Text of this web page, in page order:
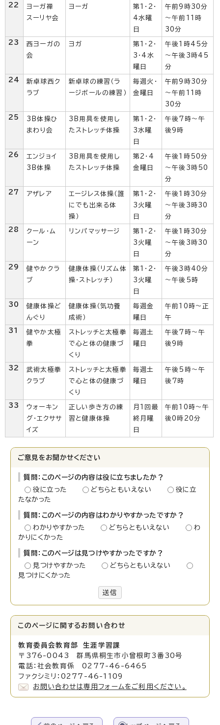
22
ヨーガ禅
スーリヤ会
ヨーガ
第1・2・
4水曜
日
午前9時30分
～午前11時
30分
23
西ヨーガの
会
ヨガ
第1・2・
3・4水
曜日
午後1時45分
～午後3時45
分
24
新卓球西ク
ラブ
新卓球の練習（ラ
ージボールの練習）
毎週火・
金曜日
午前9時30分
～午前11時
30分
25
3B体操ひ
まわり会
3B用具を使用し
たストレッチ体操
第1・2・
3水曜
日
午後7時～午
後9時
26
エンジョイ
3B体操
3B用具を使用し
たストレッチ体操
第2・4
金曜日
午後1時50分
～午後3時50
分
27 アザレア
エージレス体操（誰
にでも出来る体
操）
第1・2・
3火曜
日
午後1時30分
～午後3時30
分
28
クール・ム
ーン
リンパマッサージ
第1・2・
3火曜
日
午後1時30分
～午後3時30
分
29
健やかクラ
ブ
健康体操（リズム体
操・ストレッチ）
第1・2・
3火曜
日
午後3時40分
～午後5時
30
健康体操ど
んぐり
健康体操（気功養
成術）
毎週金
曜日
午前10時〜正
午
31
健やか太極
拳
ストレッチと太極拳
で心と体の健康づ
くり
毎週土
曜日
午後7時～午
後9時
32
武術太極拳
クラブ
ストレッチと太極拳
で心と体の健康づ
くり
毎週土
曜日
午後5時～午
後7時
33
ウォーキン
グ・エクササ
イズ
正しい歩き方の練
習と健康体操
月1回最
終月曜
日
午前10時～午
後0時20分
ご意見をお聞かせください
質問：このページの内容は役に立ちましたか？
役に立った
どちらともいえない
役に立
たなかった
質問：このページの内容はわかりやすかったですか？
わかりやすかった
どちらともいえない
わ
かりにくかった
質問：このページは見つけやすかったですか？
見つけやすかった
どちらともいえない
見つけにくかった
送信
このページに関する お問い合わせ
教育委員会教育部 生涯学習課
〒376-0043 群馬県桐生市小曾根町3番30号
電話：社会教育係 0277-46-6465
ファクシミリ：0277-46-1109
お問い合わせは専用フォームをご利用ください。